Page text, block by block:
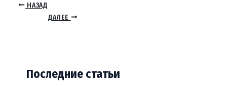
НАЗАД
ДАЛЕЕ
Последние статьи